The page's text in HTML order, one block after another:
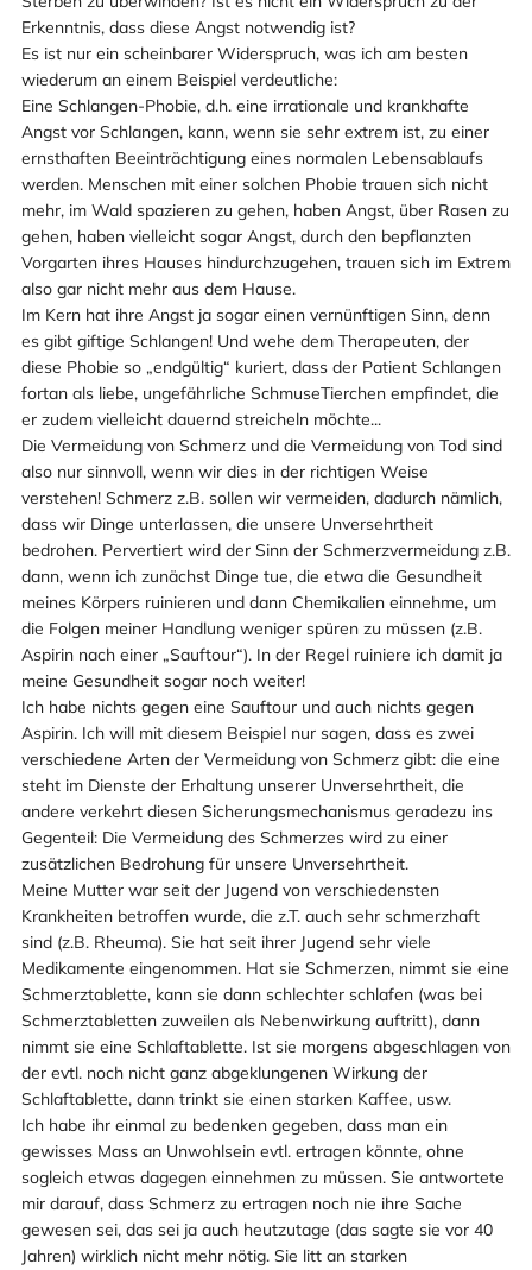
Erkenntnis, dass diese Angst notwendig ist?
Es ist nur ein scheinbarer Widerspruch, was ich am besten
wiederum an einem Beispiel verdeutliche:
Eine Schlangen-Phobie, d.h. eine irrationale und krankhafte
Angst vor Schlangen, kann, wenn sie sehr extrem ist, zu einer
ernsthaften Beeinträchtigung eines normalen Lebensablaufs
werden. Menschen mit einer solchen Phobie trauen sich nicht
mehr, im Wald spazieren zu gehen, haben Angst, über Rasen zu
gehen, haben vielleicht sogar Angst, durch den bepflanzten
Vorgarten ihres Hauses hindurchzugehen, trauen sich im Extrem
also gar nicht mehr aus dem Hause.
Im Kern hat ihre Angst ja sogar einen vernünftigen Sinn, denn
es gibt giftige Schlangen! Und wehe dem Therapeuten, der
diese Phobie so „endgültig“ kuriert, dass der Patient Schlangen
fortan als liebe, ungefährliche SchmuseTierchen empfindet, die
er zudem vielleicht dauernd streicheln möchte...
Die Vermeidung von Schmerz und die Vermeidung von Tod sind
also nur sinnvoll, wenn wir dies in der richtigen Weise
verstehen! Schmerz z.B. sollen wir vermeiden, dadurch nämlich,
dass wir Dinge unterlassen, die unsere Unversehrtheit
bedrohen. Pervertiert wird der Sinn der Schmerzvermeidung z.B.
dann, wenn ich zunächst Dinge tue, die etwa die Gesundheit
meines Körpers ruinieren und dann Chemikalien einnehme, um
die Folgen meiner Handlung weniger spüren zu müssen (z.B.
Aspirin nach einer „Sauftour“). In der Regel ruiniere ich damit ja
meine Gesundheit sogar noch weiter!
Ich habe nichts gegen eine Sauftour und auch nichts gegen
Aspirin. Ich will mit diesem Beispiel nur sagen, dass es zwei
verschiedene Arten der Vermeidung von Schmerz gibt: die eine
steht im Dienste der Erhaltung unserer Unversehrtheit, die
andere verkehrt diesen Sicherungsmechanismus geradezu ins
Gegenteil: Die Vermeidung des Schmerzes wird zu einer
zusätzlichen Bedrohung für unsere Unversehrtheit.
Meine Mutter war seit der Jugend von verschiedensten
Krankheiten betroffen wurde, die z.T. auch sehr schmerzhaft
sind (z.B. Rheuma). Sie hat seit ihrer Jugend sehr viele
Medikamente eingenommen. Hat sie Schmerzen, nimmt sie eine
Schmerztablette, kann sie dann schlechter schlafen (was bei
Schmerztabletten zuweilen als Nebenwirkung auftritt), dann
nimmt sie eine Schlaftablette. Ist sie morgens abgeschlagen von
der evtl. noch nicht ganz abgeklungenen Wirkung der
Schlaftablette, dann trinkt sie einen starken Kaffee, usw.
Ich habe ihr einmal zu bedenken gegeben, dass man ein
gewisses Mass an Unwohlsein evtl. ertragen könnte, ohne
sogleich etwas dagegen einnehmen zu müssen. Sie antwortete
mir darauf, dass Schmerz zu ertragen noch nie ihre Sache
gewesen sei, das sei ja auch heutzutage (das sagte sie vor 40
Jahren) wirklich nicht mehr nötig. Sie litt an starken